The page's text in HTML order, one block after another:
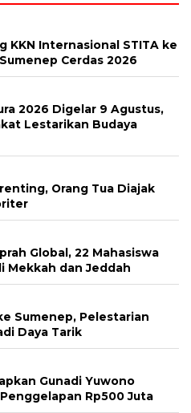
KKN Internasional STITA ke
Cerdas 2026
2026 Digelar 9 Agustus,
Lestarikan Budaya
Orang Tua Diajak
Global, 22 Mahasiswa
Mekkah dan Jeddah
Sumenep, Pelestarian
Daya Tarik
Gunadi Yuwono
Rp500 Juta